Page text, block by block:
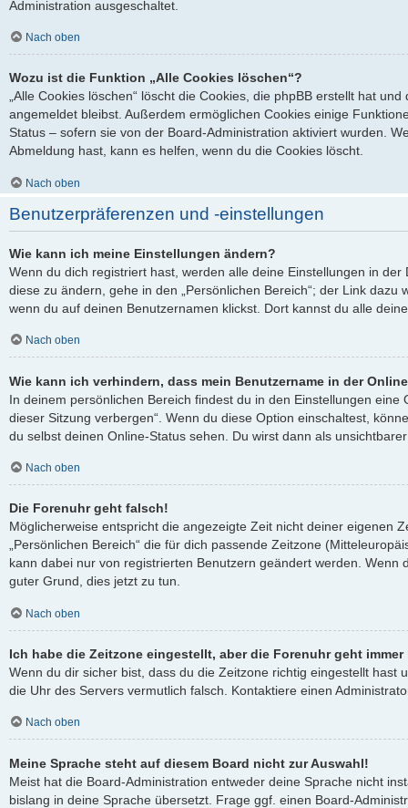
Administration ausgeschaltet.
Nach oben
Wozu ist die Funktion „Alle Cookies löschen“?
„Alle Cookies löschen“ löscht die Cookies, die phpBB erstellt hat
angemeldet bleibst. Außerdem ermöglichen Cookies einige
Status – sofern sie von der Board-Administration aktiviert wurden.
Abmeldung hast, kann es helfen, wenn du die Cookies löscht.
Nach oben
Benutzerpräferenzen und -einstellungen
Wie kann ich meine Einstellungen ändern?
Wenn du dich registriert hast, werden alle deine Einstellungen in
diese zu ändern, gehe in den „Persönlichen Bereich“; der Link dazu
wenn du auf deinen Benutzernamen klickst. Dort kannst du alle
Nach oben
Wie kann ich verhindern, dass mein Benutzername in der
In deinem persönlichen Bereich findest du in den Einstellungen eine
dieser Sitzung verbergen“. Wenn du diese Option einschaltest,
du selbst deinen Online-Status sehen. Du wirst dann als
Nach oben
Die Forenuhr geht falsch!
Möglicherweise entspricht die angezeigte Zeit nicht deiner eigenen
„Persönlichen Bereich“ die für dich passende Zeitzone
kann dabei nur von registrierten Benutzern geändert werden. Wenn
guter Grund, dies jetzt zu tun.
Nach oben
Ich habe die Zeitzone eingestellt, aber die Forenuhr geht
Wenn du dir sicher bist, dass du die Zeitzone richtig eingestellt hast
die Uhr des Servers vermutlich falsch. Kontaktiere einen
Nach oben
Meine Sprache steht auf diesem Board nicht zur Auswahl!
Meist hat die Board-Administration entweder deine Sprache nicht
bislang in deine Sprache übersetzt. Frage ggf. einen Board-